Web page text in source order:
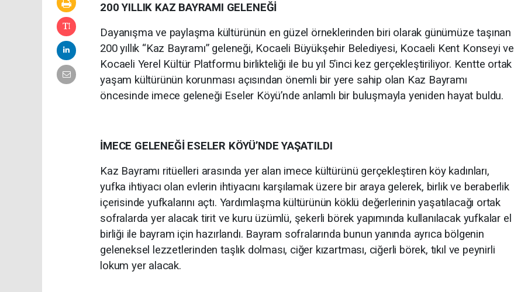
200 YILLIK KAZ BAYRAMI GELENEĞİ
Dayanışma ve paylaşma kültürünün en güzel örneklerinden biri olarak günümüze taşınan
200 yıllık “Kaz Bayramı” geleneği, Kocaeli Büyükşehir Belediyesi, Kocaeli Kent Konseyi ve
Kocaeli Yerel Kültür Platformu birlikteliği ile bu yıl 5’inci kez gerçekleştiriliyor. Kentte ortak
yaşam kültürünün korunması açısından önemli bir yere sahip olan Kaz Bayramı
öncesinde imece geleneği Eseler Köyü’nde anlamlı bir buluşmayla yeniden hayat buldu.
İMECE GELENEĞİ ESELER KÖYÜ’NDE YAŞATILDI
Kaz Bayramı ritüelleri arasında yer alan imece kültürünü gerçekleştiren köy kadınları,
yufka ihtiyacı olan evlerin ihtiyacını karşılamak üzere bir araya gelerek, birlik ve beraberlik
içerisinde yufkalarını açtı. Yardımlaşma kültürünün köklü değerlerinin yaşatılacağı ortak
sofralarda yer alacak tirit ve kuru üzümlü, şekerli börek yapımında kullanılacak yufkalar el
birliği ile bayram için hazırlandı. Bayram sofralarında bunun yanında ayrıca bölgenin
geleneksel lezzetlerinden taşlık dolması, ciğer kızartması, ciğerli börek, tıkıl ve peynirli
lokum yer alacak.